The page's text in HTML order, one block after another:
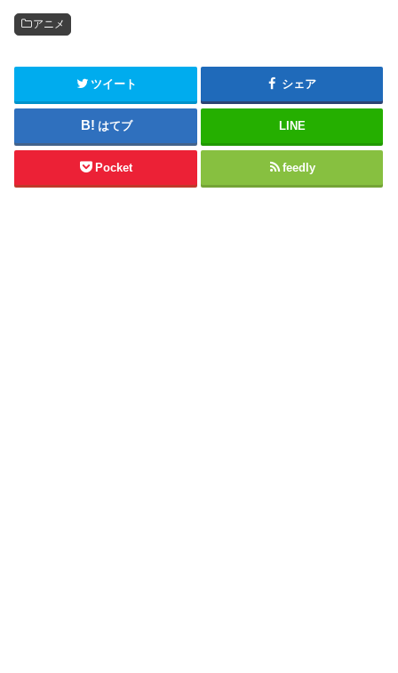
アニメ
ツイート シェア
はてブ LINE
Pocket feedly